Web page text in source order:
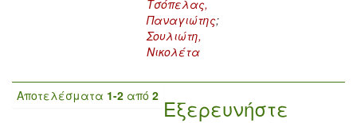
Τσόπελας,
Παναγιώτης;
Σουλιώτη,
Νικολέτα
Αποτελέσματα 1-2 από 2 Εξερευνήστε